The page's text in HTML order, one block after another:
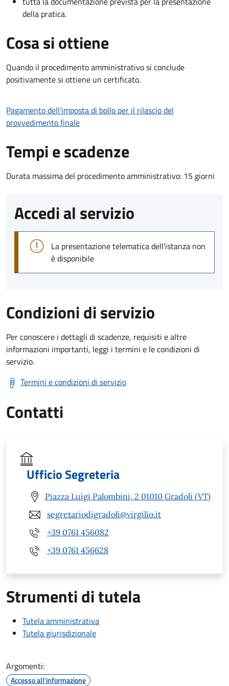
della pratica.
Cosa si ottiene
Quando il procedimento amministrativo si conclude
positivamente si ottiene un certificato.
Pagamento dell'imposta di bollo per il rilascio del
provvedimento finale
Tempi e scadenze
Durata massima del procedimento amministrativo: 15 giorni
Accedi al servizio
La presentazione telematica dell'istanza non
è disponibile
Condizioni di servizio
Per conoscere i dettagli di scadenze, requisiti e altre
informazioni importanti, leggi i termini e le condizioni di
servizio.
Termini e condizioni di servizio
Contatti
Ufficio Segreteria
Piazza Luigi Palombini, 2 01010 Gradoli (VT)
segretariodigradoli@virgilio.it
+39 0761 456082
+39 0761 456628
Strumenti di tutela
Tutela amministrativa
Tutela giurisdizionale
Argomenti:
Accesso all'informazione